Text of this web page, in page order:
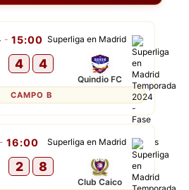
Superliga en Madrid
- 15:00
4 4
Quindio FC
CAMPO B
Superliga en Madrid
- 16:00
2 8
Club Caico